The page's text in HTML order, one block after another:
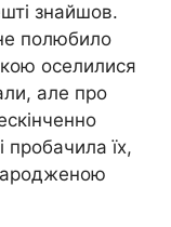
знайшов.
полюбило
оселилися
але про
пробачила їх,